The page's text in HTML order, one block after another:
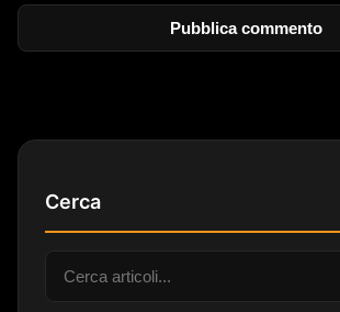
Cerca
Cerca: